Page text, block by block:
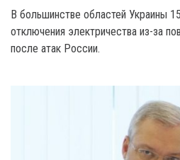
В большинстве областей Украины
отключения электричества из-за
после атак России.